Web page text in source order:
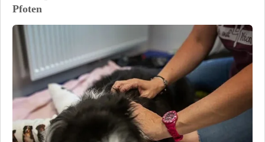
Pfoten